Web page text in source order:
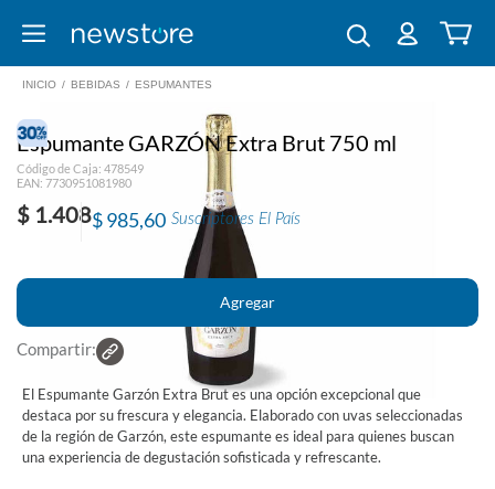
INICIO / BEBIDAS / ESPUMANTES
Espumante GARZÓN Extra Brut 750 ml
Código de Caja: 478549
EAN: 7730951081980
$ 1.408 Suscriptores El País
$ 985,60
Compartir:
El Espumante Garzón Extra Brut es una opción excepcional que
destaca por su frescura y elegancia. Elaborado con uvas seleccionadas
de la región de Garzón, este espumante es ideal para quienes buscan
una experiencia de degustación sofisticada y refrescante.